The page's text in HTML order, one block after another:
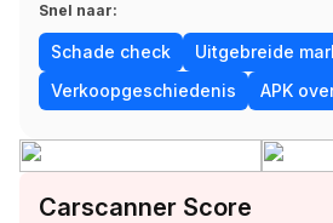
Snel naar:
Schade check
Uitgebreide
Verkoopgeschiedenis
APK
Carscanner Score